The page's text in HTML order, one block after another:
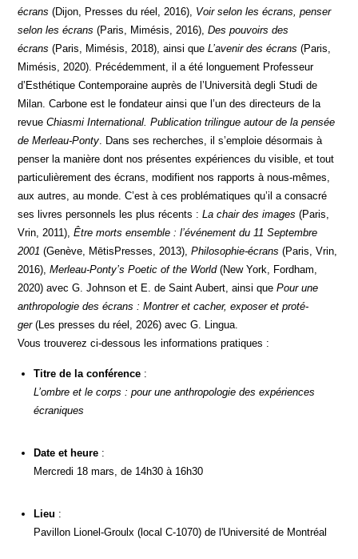
écrans (Dijon, Presses du réel, 2016), Voir selon les écrans, pen­ser
selon les écrans (Paris, Mimé­sis, 2016),Des pou­voirs des
écrans (Paris, Mimé­sis, 2018), ain­si queL’avenir des écrans (Paris,
Mimé­sis, 2020). Pré­cé­dem­ment, il a été lon­gue­ment Pro­fes­seur
d’Esthétique Contem­po­raine auprès de l’Università degli Stu­di de
Milan. Car­bone est le fon­da­teur ain­si que l’un des direc­teurs de la
revueChias­mi Inter­na­tio­nal. Publi­ca­tion tri­lingue autour de la pen­sée
de Mer­leau-Pon­ty . Dans ses recherches, il s’emploie désor­mais à
pen­ser la manière dont nos pré­sentes expé­riences du visible, et tout
par­ti­cu­liè­re­ment des écrans, modi­fient nos rap­ports à nous-mêmes,
aux autres, au monde. C’est à ces pro­blé­ma­tiques qu’il a consa­cré
ses livres per­son­nels les plus récents :La chair des images (Paris,
Vrin, 2011),Être morts ensemble : l’événement du 11 Sep­tembre
2001(Genève, Mētis­Presses, 2013),Phi­lo­so­phie-écrans (Paris, Vrin,
2016),Merleau-Ponty’s Poe­tic of the World(New York, Ford­ham,
2020) avec G. John­son et E. de Saint Aubert, ain­si quePour une
anthro­po­lo­gie des écrans : Mon­trer et cacher, expo­ser et pro­té­
ger(Les presses du réel, 2026) avec G. Lingua.
Vous trou­ve­rez ci-des­sous les infor­ma­tions pratiques :
Titre de la confé­rence :
L’ombre et le corps : pour une anthro­po­lo­gie des expé­riences
écraniques
Date et heure :
Mer­cre­di 18 mars, de 14h30 à 16h30
Lieu :
Pavillon Lio­nel-Groulx (local C-1070) de l'Université de Montréal